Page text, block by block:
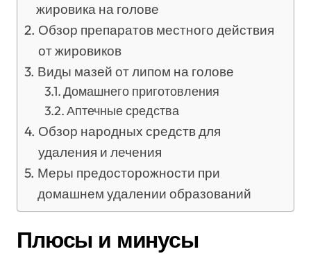
жировика на голове
Обзор препаратов местного действия
от жировиков
Виды мазей от липом на голове
Домашнего приготовления
Аптечные средства
Обзор народных средств для
удаления и лечения
Меры предосторожности при
домашнем удалении образований
Плюсы и минусы